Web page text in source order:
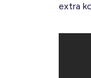
extra